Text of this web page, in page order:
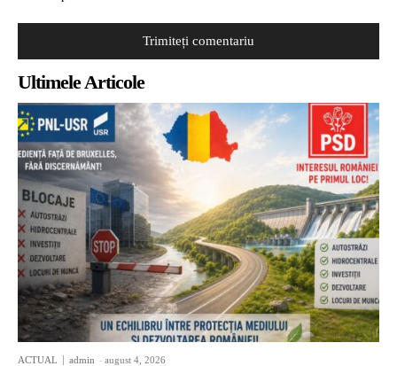
Ultimele Articole
ACTUAL admin - august 4, 2026